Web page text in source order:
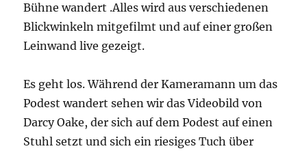
Bühne wandert .Alles wird aus verschiedenen
Blickwinkeln mitgefilmt und auf einer großen
Leinwand live gezeigt.
Es geht los. Während der Kameramann um das
Podest wandert sehen wir das Videobild von
Darcy Oake, der sich auf dem Podest auf einen
Stuhl setzt und sich ein riesiges Tuch über